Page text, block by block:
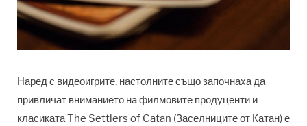
Наред с видеоигрите, настолните също започнаха да
привличат вниманието на филмовите продуценти и
класиката The Settlers of Catan (Заселниците от Катан) е